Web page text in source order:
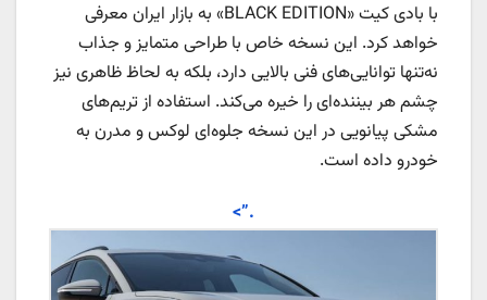
با بادی کیت «BLACK EDITION» به بازار ایران معرفی
خواهد کرد. این نسخه خاص با طراحی متمایز و جذاب
نه‌تنها توانایی‌های فنی بالایی دارد، بلکه به لحاظ ظاهری نیز
چشم هر بیننده‌ای را خیره می‌کند. استفاده از تریم‌های
مشکی پیانویی در این نسخه جلوه‌ای لوکس و مدرن به
خودرو داده‌ است.
.”>